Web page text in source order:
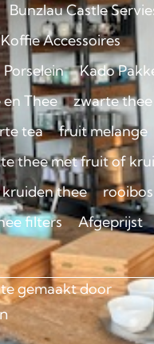
Bunzlau Castle
Koffie Accessoires
Porselein
Kado
en Thee
zwarte thee
tea
fruit melange
thee met fruit of
kruiden thee
filters Afgeprijst
gemaakt door